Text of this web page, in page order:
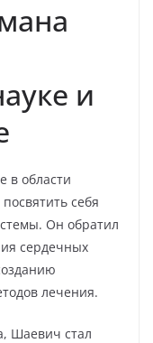
и
в области
себя
Он обратил
сердечных
лечения.
Шаевич стал